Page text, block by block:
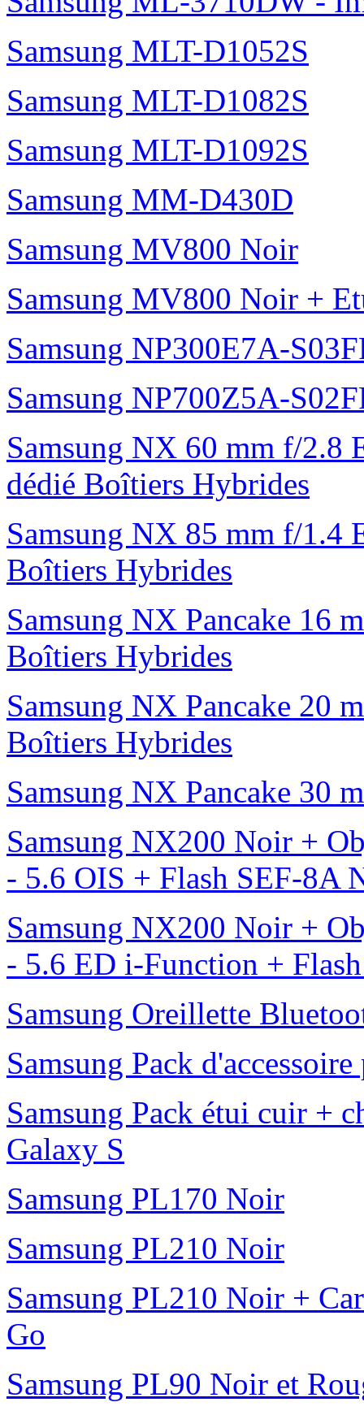
Samsung MLT-D1052S
Samsung MLT-D1082S
Samsung MLT-D1092S
Samsung MM-D430D
Samsung MV800 Noir
Samsung MV800 Noir +
Samsung NP300E7A-
Samsung NP700Z5A-
Samsung NX 60 mm f/2.8
dédié Boîtiers Hybrides
Samsung NX 85 mm f/1.4
Boîtiers Hybrides
Samsung NX Pancake 16
Boîtiers Hybrides
Samsung NX Pancake 20
Boîtiers Hybrides
Samsung NX Pancake 30
Samsung NX200 Noir +
- 5.6 OIS + Flash SEF-8A
Samsung NX200 Noir +
- 5.6 ED i-Function +
Samsung Oreillette
Samsung Pack
Samsung Pack étui cuir +
Galaxy S
Samsung PL170 Noir
Samsung PL210 Noir
Samsung PL210 Noir +
Go
Samsung PL90 Noir et